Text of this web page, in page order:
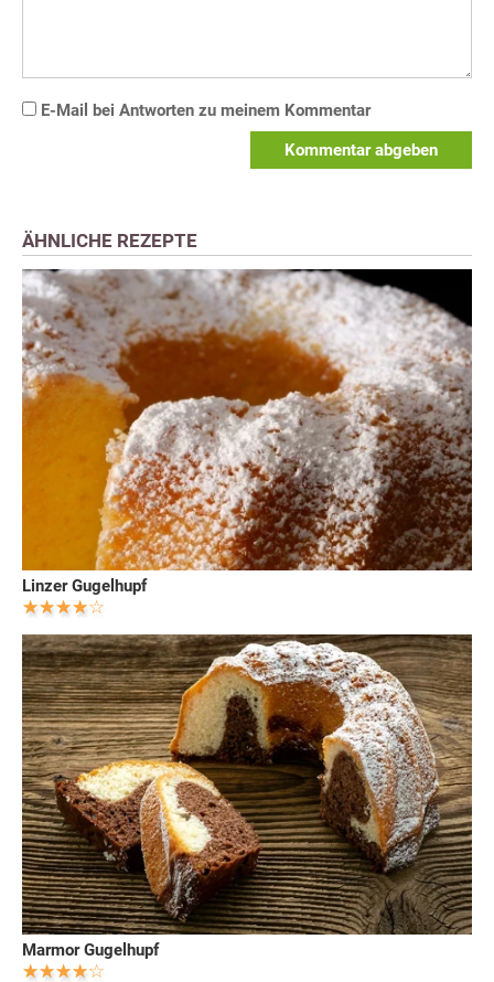
E-Mail bei Antworten zu meinem Kommentar
Kommentar abgeben
ÄHNLICHE REZEPTE
Linzer Gugelhupf
Marmor Gugelhupf